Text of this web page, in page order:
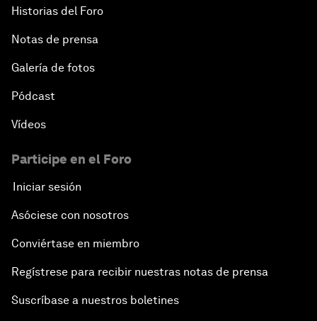
Historias del Foro
Notas de prensa
Galería de fotos
Pódcast
Vídeos
Participe en el Foro
Iniciar sesión
Asóciese con nosotros
Conviértase en miembro
Regístrese para recibir nuestras notas de prensa
Suscríbase a nuestros boletines